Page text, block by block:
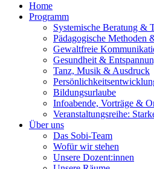
Home
Programm
Systemische Beratung &
Pädagogische Methoden
Gewaltfreie
Gesundheit &
Tanz, Musik & Ausdruck
Bildungsurlaube
Infoabende, Vorträge &
Veranstaltungsreihe:
Über uns
Das Sobi-Team
Wofür wir stehen
Unsere Dozent:innen